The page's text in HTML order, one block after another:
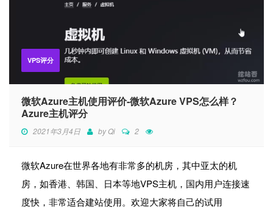
VPS评分
微软Azure主机使用评价-微软Azure VPS怎么样？
Azure主机评分
2021年3月4日 byQi 2
微软Azure在世界各地有非常多的机房，其中亚太的机
房，如香港、韩国、日本等地VPS主机，国内用户连接速
度快，非常适合建站使用。欢迎大家将自己的试用